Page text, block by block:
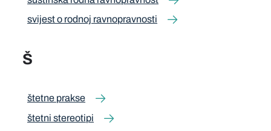
svijest o rodnoj ravnopravnosti
Š
štetne prakse
štetni stereotipi